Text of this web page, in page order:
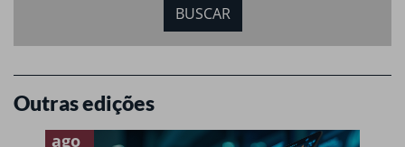
Outras edições
ago